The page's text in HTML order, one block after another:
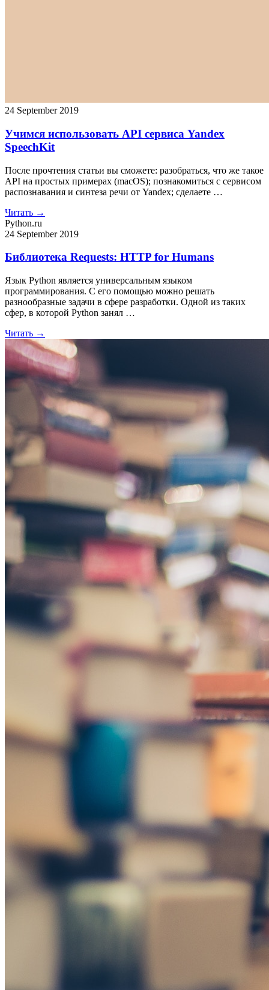
24 September 2019
Учимся использовать API сервиса Yandex
SpeechKit
После прочтения статьи вы сможете: разобраться, что же такое
API на простых примерах (macOS); познакомиться с сервисом
распознавания и синтеза речи от Yandex; сделаете …
Читать →
Python.ru
24 September 2019
Библиотека Requests: HTTP for Humans
Язык Python является универсальным языком
программирования. С его помощью можно решать
разнообразные задачи в сфере разработки. Одной из таких
сфер, в которой Python занял …
Читать →